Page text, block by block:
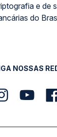
e de
do
NOSSAS